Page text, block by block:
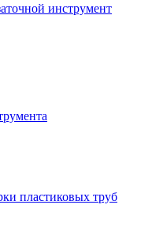
инструмент
пластиковых труб